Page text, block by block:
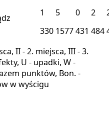
1 5 0 2
330 1577431 484
II - 2. miejsca, III - 3.
U - upadki, W -
punktów, Bon. -
w wyścigu